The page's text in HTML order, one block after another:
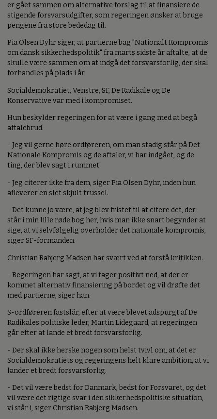
er gået sammen om alternative forslag til at finansiere de
stigende forsvarsudgifter, som regeringen ønsker at bruge
pengene fra store bededag til.
Pia Olsen Dyhr siger, at partierne bag "Nationalt Kompromis
om dansk sikkerhedspolitik" fra marts sidste år aftalte, at de
skulle være sammen om at indgå det forsvarsforlig, der skal
forhandles på plads i år.
Socialdemokratiet, Venstre, SF, De Radikale og De
Konservative var med i kompromiset.
Hun beskylder regeringen for at være i gang med at begå
aftalebrud.
- Jeg vil gerne høre ordføreren, om man stadig står på Det
Nationale Kompromis og de aftaler, vi har indgået, og de
ting, der blev sagt i rummet.
- Jeg citerer ikke fra dem, siger Pia Olsen Dyhr, inden hun
afleverer en slet skjult trussel.
- Det kunne jo være, at jeg blev fristet til at citere det, der
står i min lille røde bog her, hvis man ikke snart begynder at
sige, at vi selvfølgelig overholder det nationale kompromis,
siger SF-formanden.
Christian Rabjerg Madsen har svært ved at forstå kritikken.
- Regeringen har sagt, at vi tager positivt ned, at der er
kommet alternativ finansiering på bordet og vil drøfte det
med partierne, siger han.
S-ordføreren fastslår, efter at være blevet adspurgt af De
Radikales politiske leder, Martin Lidegaard, at regeringen
går efter at lande et bredt forsvarsforlig.
- Der skal ikke herske nogen som helst tvivl om, at det er
Socialdemokratiets og regeringens helt klare ambition, at vi
lander et bredt forsvarsforlig.
- Det vil være bedst for Danmark, bedst for Forsvaret, og det
vil være det rigtige svar i den sikkerhedspolitiske situation,
vi står i, siger Christian Rabjerg Madsen.